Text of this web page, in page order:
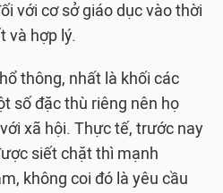
với cơ sở giáo dục vào thời
và hợp lý.
thông, nhất là khối các
số đặc thù riêng nên họ
xã hội. Thực tế, trước nay
siết chặt thì mạnh
không coi đó là yêu cầu